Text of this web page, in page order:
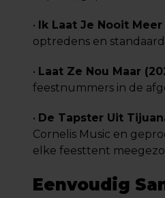
• Ik Laat Je Nooit Meer
optredens en
• Laat Ze Nou Maar
feestnummers in de
• De Tapster Uit
Cornelis Music en
elke feesttent
Eenvoudig